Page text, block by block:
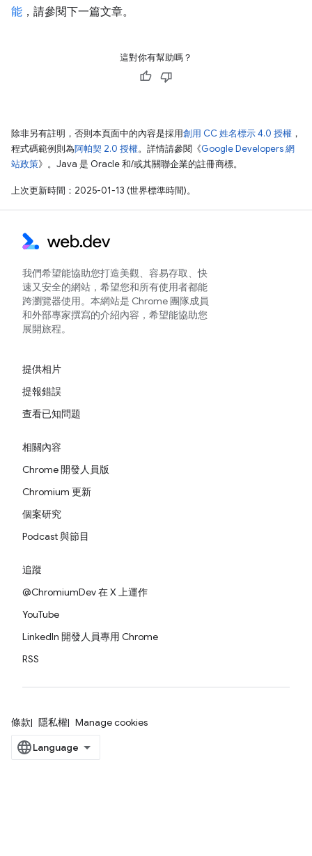
能 ，請參閱下一篇文章。
這對你有幫助嗎？
除非另有註明，否則本頁面中的內容是採用創用 CC 姓名標示 4.0 授權 ，
程式碼範例則為阿帕契 2.0 授權。詳情請參閱《Google Developers 網
站政策》。Java 是 Oracle 和/或其關聯企業的註冊商標。
上次更新時間：2025-01-13 (世界標準時間)。
我們希望能協助您打造美觀、容易存取、快
速又安全的網站，希望您和所有使用者都能
跨瀏覽器使用。本網站是 Chrome 團隊成員
和外部專家撰寫的介紹內容，希望能協助您
展開旅程。
提供相片
提報錯誤
查看已知問題
相關內容
Chrome 開發人員版
Chromium 更新
個案研究
Podcast 與節目
追蹤
@ChromiumDev 在 X 上運作
YouTube
LinkedIn 開發人員專用 Chrome
RSS
條款 隱私權 Manage cookies